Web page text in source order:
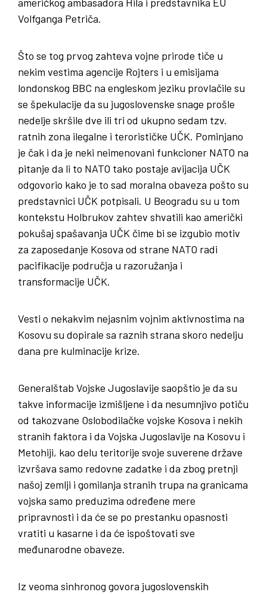
Volfganga Petriča.
Što se tog prvog zahteva vojne prirode tiče u
nekim vestima agencije Rojters i u emisijama
londonskog BBC na engleskom jeziku provlačile su
se špekulacije da su jugoslovenske snage prošle
nedelje skršile dve ili tri od ukupno sedam tzv.
ratnih zona ilegalne i terorističke UČK. Pominjano
je čak i da je neki neimenovani funkcioner NATO na
pitanje da li to NATO tako postaje avijacija UČK
odgovorio kako je to sad moralna obaveza pošto su
predstavnici UČK potpisali. U Beogradu su u tom
kontekstu Holbrukov zahtev shvatili kao američki
pokušaj spašavanja UČK čime bi se izgubio motiv
za zaposedanje Kosova od strane NATO radi
pacifikacije područja u razoružanja i
transformacije UČK.
Vesti o nekakvim nejasnim vojnim aktivnostima na
Kosovu su dopirale sa raznih strana skoro nedelju
dana pre kulminacije krize.
Generalštab Vojske Jugoslavije saopštio je da su
takve informacije izmišljene i da nesumnjivo potiču
od takozvane Oslobodilačke vojske Kosova i nekih
stranih faktora i da Vojska Jugoslavije na Kosovu i
Metohiji, kao delu teritorije svoje suverene države
izvršava samo redovne zadatke i da zbog pretnji
našoj zemlji i gomilanja stranih trupa na granicama
vojska samo preduzima određene mere
pripravnosti i da će se po prestanku opasnosti
vratiti u kasarne i da će ispoštovati sve
međunarodne obaveze.
Iz veoma sinhronog govora jugoslovenskih